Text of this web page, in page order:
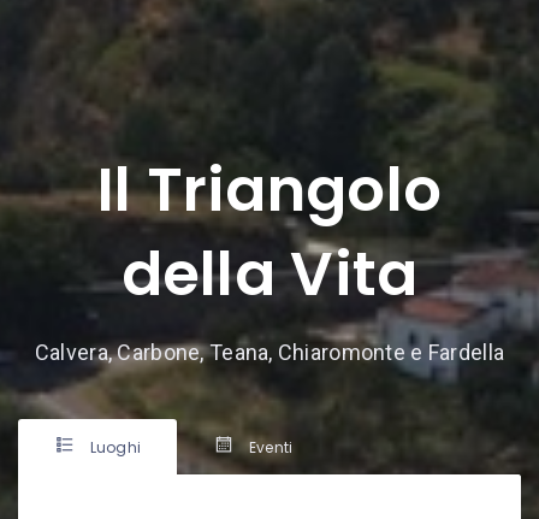
Il Triangolo
della Vita
Calvera, Carbone, Teana, Chiaromonte e Fardella
Luoghi Eventi